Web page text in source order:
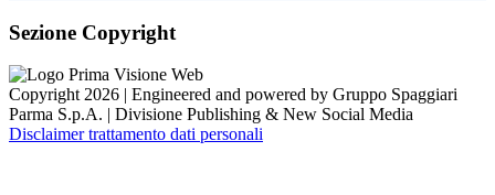
Sezione Copyright
Copyright 2026 | Engineered and powered by Gruppo Spaggiari
Parma S.p.A. | Divisione Publishing & New Social Media
Disclaimer trattamento dati personali